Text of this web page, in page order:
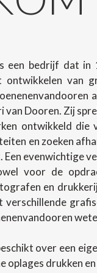
een bedrijf dat
ontwikkelen van
van Dooren. Zij
ontwikkeld
en zoeken
Een evenwichtige
voor de
en
over een
oplages drukken